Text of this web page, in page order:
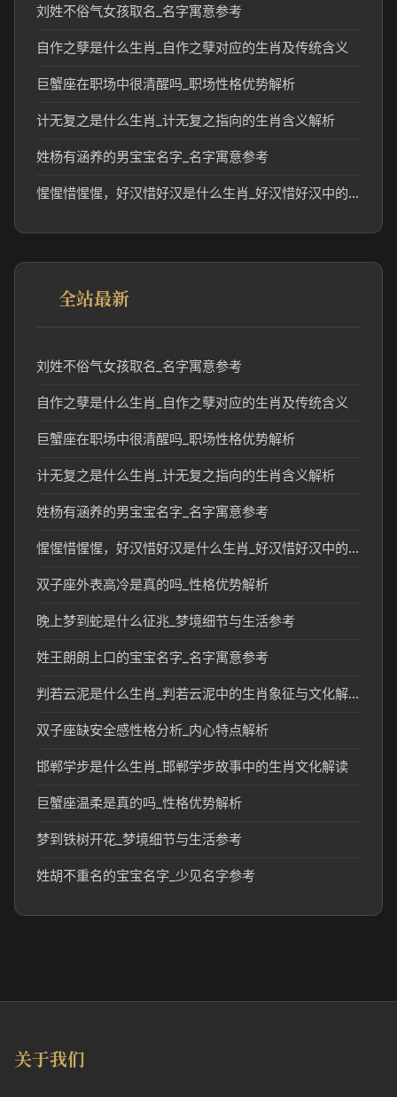
刘姓不俗气女孩取名_名字寓意参考
自作之孽是什么生肖_自作之孽对应的生肖及传统含义
巨蟹座在职场中很清醒吗_职场性格优势解析
计无复之是什么生肖_计无复之指向的生肖含义解析
姓杨有涵养的男宝宝名字_名字寓意参考
惺惺惜惺惺，好汉惜好汉是什么生肖_好汉惜好汉中的生肖文化和民俗解读
全站最新
刘姓不俗气女孩取名_名字寓意参考
自作之孽是什么生肖_自作之孽对应的生肖及传统含义
巨蟹座在职场中很清醒吗_职场性格优势解析
计无复之是什么生肖_计无复之指向的生肖含义解析
姓杨有涵养的男宝宝名字_名字寓意参考
惺惺惜惺惺，好汉惜好汉是什么生肖_好汉惜好汉中的生肖文化和民俗解读
双子座外表高冷是真的吗_性格优势解析
晚上梦到蛇是什么征兆_梦境细节与生活参考
姓王朗朗上口的宝宝名字_名字寓意参考
判若云泥是什么生肖_判若云泥中的生肖象征与文化解读
双子座缺安全感性格分析_内心特点解析
邯郸学步是什么生肖_邯郸学步故事中的生肖文化解读
巨蟹座温柔是真的吗_性格优势解析
梦到铁树开花_梦境细节与生活参考
姓胡不重名的宝宝名字_少见名字参考
关于我们